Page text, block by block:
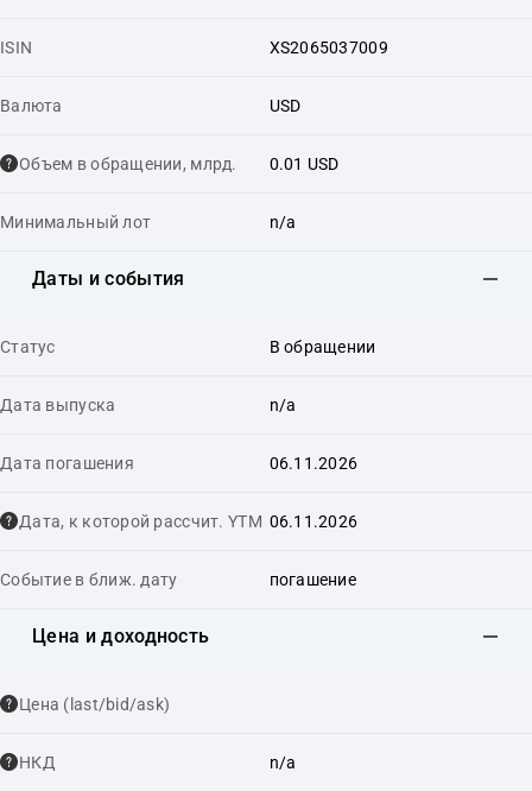
ISIN XS2065037009
Валюта USD
Объем в обращении, млрд. 0.01 USD
Минимальный лот n/a
Даты и события
Статус В обращении
Дата выпуска n/a
Дата погашения 06.11.2026
Дата, к которой рассчит. YTM 06.11.2026
Событие в ближ. дату погашение
Цена и доходность
Цена (last/bid/ask)
НКД n/a